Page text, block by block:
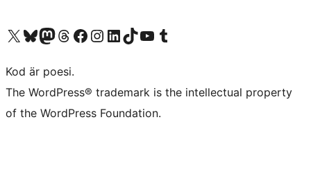
Besök vår X-konto (f.d. Twitter)
Besök vårt Bluesky-konto
Besök vårt Mastodon-konto
Besök vårt Thread-konto
Besök vår Facebook-sidaBesök vårt Instagram-konto
Besök vårt LinkedIn-konto
Besök vårt TikTok-konto
Besök vår YouTube-kanalBesök vårt Tumblr-konto
Kod är poesi.
The WordPress® trademark is the intellectual property
of the WordPress Foundation.